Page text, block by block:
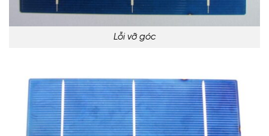
Lỗi vỡ góc